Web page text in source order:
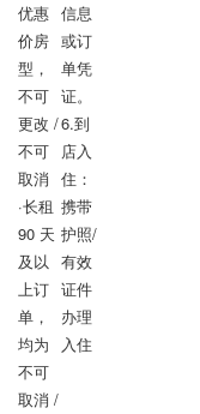
优惠
价房
型，
不可
更改 /
不可
取消
·长租
90 天
及以
上订
单，
均为
不可
取消 /
信息
或订
单凭
证。
6.到
店入
住：
携带
护照/
有效
证件
办理
入住